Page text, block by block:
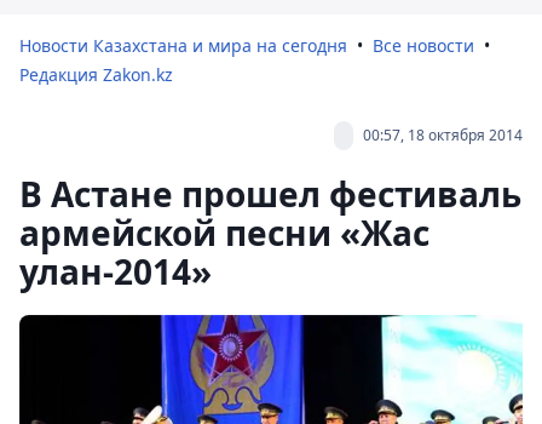
Новости Казахстана и мира на сегодня
Все новости
Редакция Zakon.kz
00:57, 18 октября 2014
В Астане прошел фестиваль
армейской песни «Жас
улан-2014»